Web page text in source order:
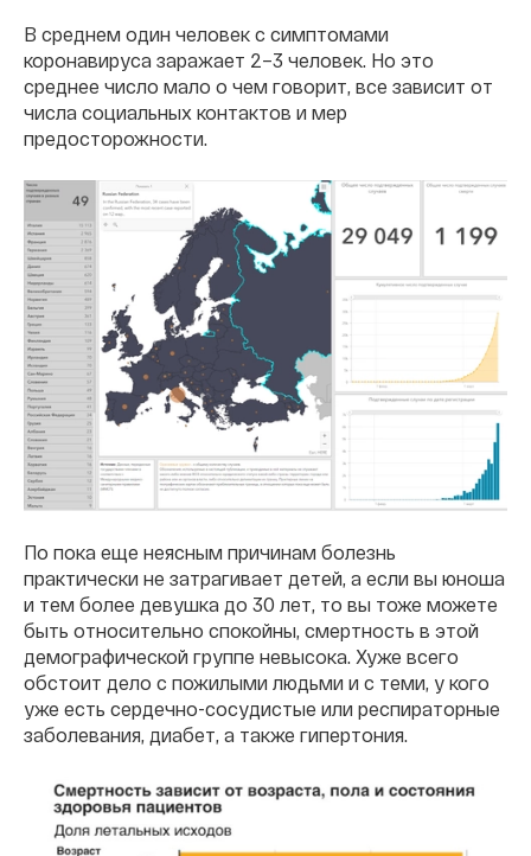
В среднем один человек с симптомами
коронавируса заражает 2–3 человек. Но это
среднее число мало о чем говорит, все зависит от
числа социальных контактов и мер
предосторожности.
По пока еще неясным причинам болезнь
практически не затрагивает детей, а если вы юноша
и тем более девушка до 30 лет, то вы тоже можете
быть относительно спокойны, смертность в этой
демографической группе невысока. Хуже всего
обстоит дело с пожилыми людьми и с теми, у кого
уже есть сердечно-сосудистые или респираторные
заболевания, диабет, а также гипертония.